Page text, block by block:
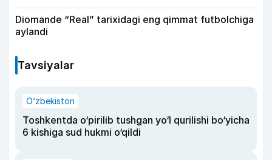
Diomande “Real” tarixidagi eng qimmat futbolchiga
aylandi
Tavsiyalar
O‘zbekiston
Toshkentda o‘pirilib tushgan yo‘l qurilishi bo‘yicha
6 kishiga sud hukmi o‘qildi